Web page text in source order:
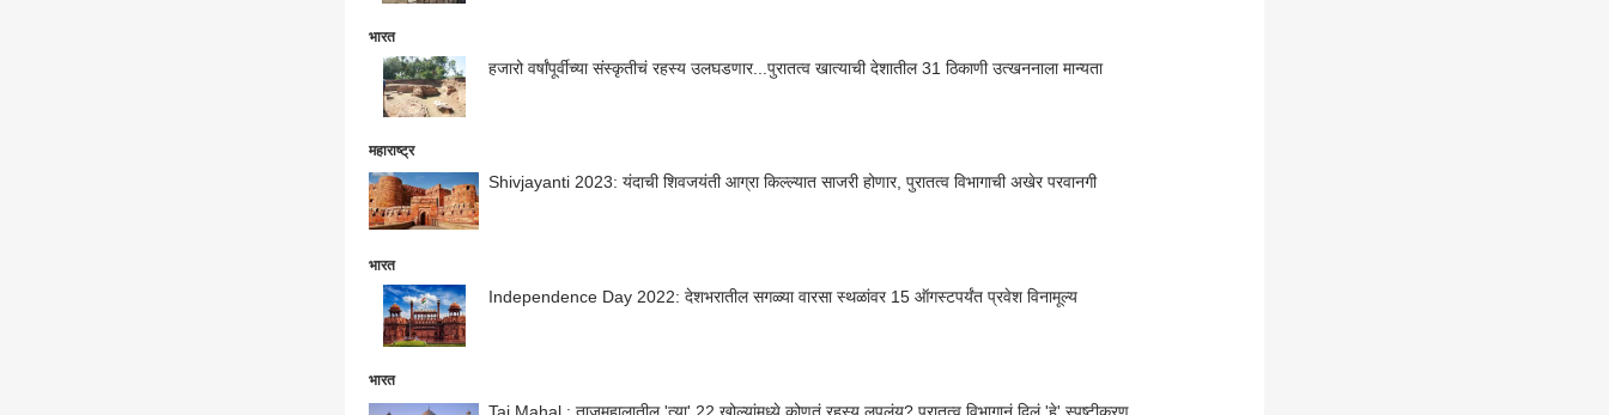
भारत
हजारो वर्षांपूर्वीच्या संस्कृतीचं रहस्य उलघडणार...पुरातत्व खात्याची देशातील 31 ठिकाणी उत्खननाला मान्यता
महाराष्ट्र
Shivjayanti 2023: यंदाची शिवजयंती आग्रा किल्ल्यात साजरी होणार, पुरातत्व विभागाची अखेर परवानगी
भारत
Independence Day 2022: देशभरातील सगळ्या वारसा स्थळांवर 15 ऑगस्टपर्यंत प्रवेश विनामूल्य
भारत
Taj Mahal : ताजमहालातील 'त्या' 22 खोल्यांमध्ये कोणतं रहस्य लपलंय? पुरातत्व विभागानं दिलं 'हे' स्पष्टीकरण